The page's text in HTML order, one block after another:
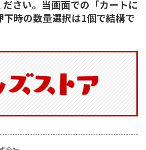
さい。当画面での「カートに
下時の数量選択は1個で結構で